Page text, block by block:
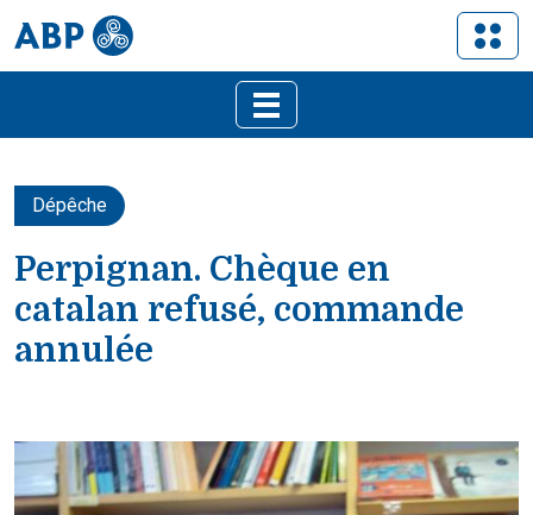
Dépêche
Perpignan. Chèque en
catalan refusé, commande
annulée